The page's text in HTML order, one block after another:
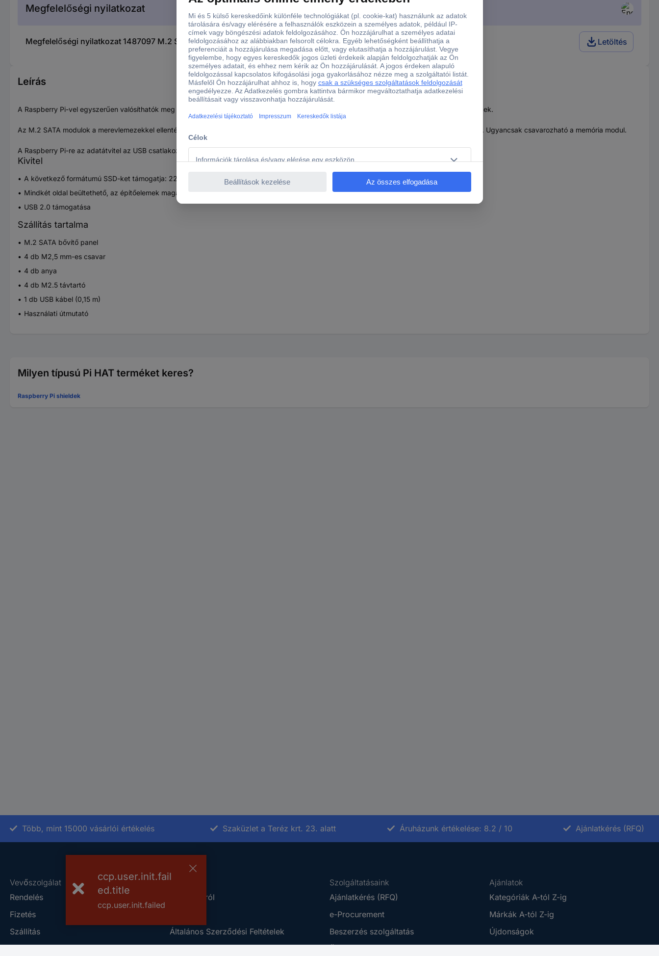
Megfelelőségi nyilatkozat
Megfelelőségi nyilatkozat 1487097 M.2 SATA SSD bővítő panel Raspberry Pi-hez Letöltés
Leírás
A Raspberry Pi-vel egyszerűen valósíthatók meg multimédia alkalmazások. Az M.2 SATA modulok méretben sokkal kisebbek mint a merevlemezek.
Az M.2 SATA modulok a merevlemezekkel ellentétben érzéketlenek a rázkódásokra. A panel méretre pontosan a Raspberry Pi-vel csavarozható. Ugyancsak csavarozható a memória modul.
A Raspberry Pi-re az adatátvitel az USB csatlakozón keresztül történik.
Kivitel
A következő formátumú SSD-ket támogatja: 2280, 2260, 2242 és 2230
Mindkét oldal beültethető, az építőelemek magassága max. 1,5 mm
USB 2.0 támogatása
Szállítás tartalma
M.2 SATA bővítő panel
4 db M2,5 mm-es csavar
4 db anya
4 db M2.5 távtartó
1 db USB kábel (0,15 m)
Használati útmutató
Milyen típusú Pi HAT terméket keres?
Raspberry Pi shieldek
Több, mint 15000 vásárlói értékelés Szaküzlet a Teréz krt. 23. alatt Áruházunk értékelése: 8.2 / 10 Ajánlatkérés (RFQ)
Vevőszolgálat
Rendelés
Fizetés
Szállítás
Rólunk
A Conradról
Általános Szerződési Feltételek
Szolgáltatásaink
Ajánlatkérés (RFQ)
e-Procurement
Beszerzés szolgáltatás
Ajánlatok
Kategóriák A-tól Z-ig
Márkák A-tól Z-ig
Újdonságok
ccp.user.init.fail
ed.title
ccp.user.init.failed